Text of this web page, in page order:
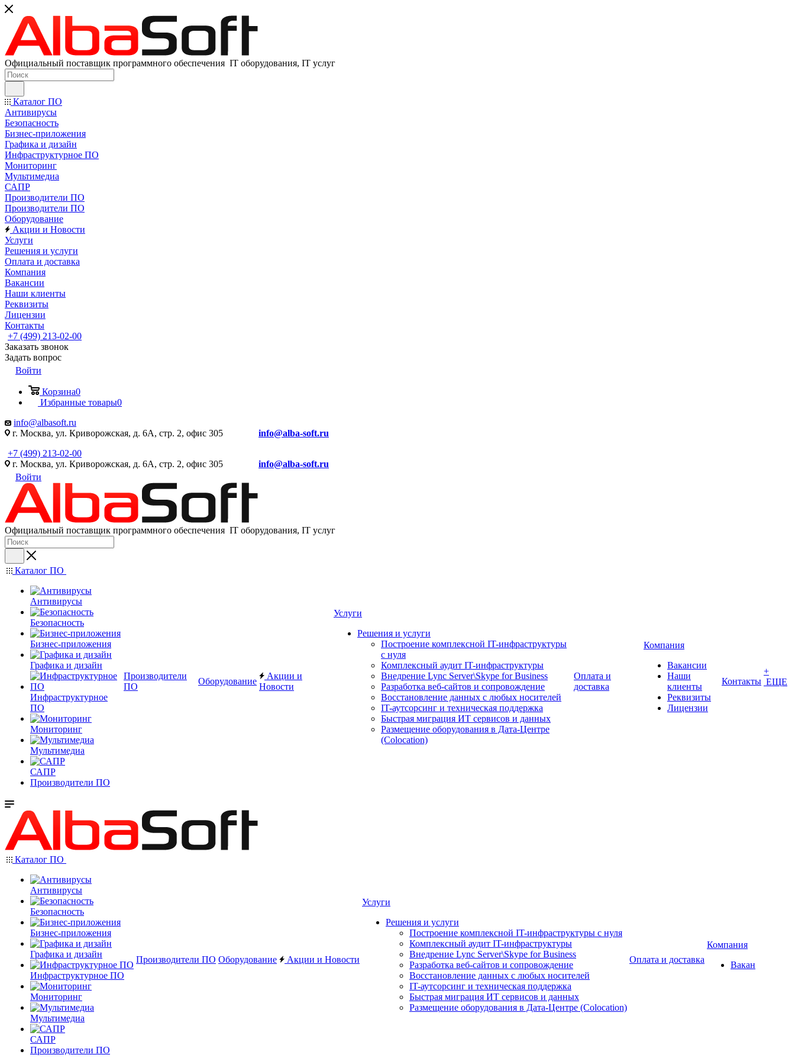
Официальный поставщик программного обеспечения IT оборудования, IT услуг
Каталог ПО
Антивирусы
Безопасность
Бизнес-приложения
Графика и дизайн
Инфраструктурное ПО
Мониторинг
Мультимедиа
САПР
Производители ПО
Производители ПО
Оборудование
Акции и Новости
Услуги
Решения и услуги
Оплата и доставка
Компания
Вакансии
Наши клиенты
Реквизиты
Лицензии
Контакты
+7 (499) 213-02-00
Заказать звонок
Задать вопрос
Войти
Корзина0
Избранные товары0
info@albasoft.ru
г. Москва, ул. Криворожская, д. 6А, стр. 2, офис 305 info@alba-soft.ru
+7 (499) 213-02-00
г. Москва, ул. Криворожская, д. 6А, стр. 2, офис 305 info@alba-soft.ru
Войти
Официальный поставщик программного обеспечения IT оборудования, IT услуг
Каталог ПО
Антивирусы
Безопасность
Бизнес-приложения
Графика и дизайн
Инфраструктурное
ПО
Мониторинг
Мультимедиа
САПР
Производители ПО
Производители
ПО
Оборудование
Акции и
Новости
Услуги
Решения и услуги
Построение комплексной IT-инфраструктуры
с нуля
Комплексный аудит IT-инфраструктуры
Внедрение Lync Server\Skype for Business
Разработка веб-сайтов и сопровождение
Восстановление данных с любых носителей
IT-аутсорсинг и техническая поддержка
Быстрая миграция ИТ сервисов и данных
Размещение оборудования в Дата-Центре
(Colocation)
Оплата и
доставка
Компания
Вакансии
Наши
клиенты
Реквизиты
Лицензии
Контакты
+
ЕЩЕ
Каталог ПО
Антивирусы
Безопасность
Бизнес-приложения
Графика и дизайн
Инфраструктурное ПО
Мониторинг
Мультимедиа
САПР
Производители ПО
Производители ПО Оборудование Акции и Новости
Услуги
Решения и услуги
Построение комплексной IT-инфраструктуры с нуля
Комплексный аудит IT-инфраструктуры
Внедрение Lync Server\Skype for Business
Разработка веб-сайтов и сопровождение
Восстановление данных с любых носителей
IT-аутсорсинг и техническая поддержка
Быстрая миграция ИТ сервисов и данных
Размещение оборудования в Дата-Центре (Colocation)
Оплата и доставка
Компания
Вакан